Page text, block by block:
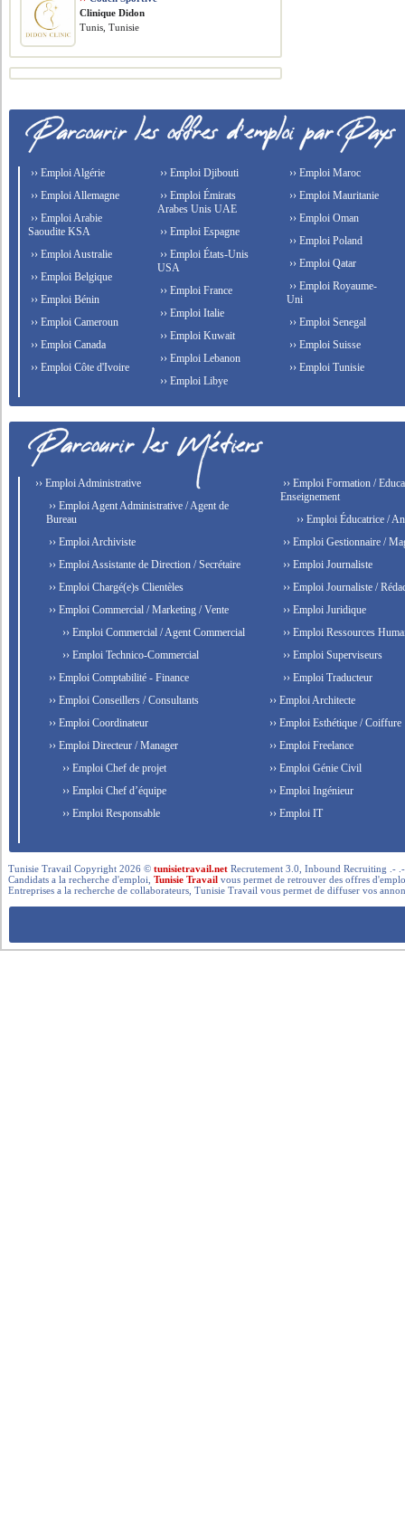
Clinique Didon
Tunis, Tunisie
›› Emploi Algérie
›› Emploi Allemagne
›› Emploi Arabie
Saoudite KSA
›› Emploi Australie
›› Emploi Belgique
›› Emploi Bénin
›› Emploi Cameroun
›› Emploi Canada
›› Emploi Côte d'Ivoire
›› Emploi Djibouti
›› Emploi Émirats
Arabes Unis UAE
›› Emploi Espagne
›› Emploi États-Unis
USA
›› Emploi France
›› Emploi Italie
›› Emploi Kuwait
›› Emploi Lebanon
›› Emploi Libye
›› Emploi Maroc
›› Emploi Mauritanie
›› Emploi Oman
›› Emploi Poland
›› Emploi Qatar
›› Emploi Royaume-
Uni
›› Emploi Senegal
›› Emploi Suisse
›› Emploi Tunisie
›› Emploi Administrative
›› Emploi Agent Administrative / Agent de
Bureau
›› Emploi Archiviste
›› Emploi Assistante de Direction / Secrétaire
›› Emploi Chargé(e)s Clientèles
›› Emploi Commercial / Marketing / Vente
›› Emploi Commercial / Agent Commercial
›› Emploi Technico-Commercial
›› Emploi Comptabilité - Finance
›› Emploi Conseillers / Consultants
›› Emploi Coordinateur
›› Emploi Directeur / Manager
›› Emploi Chef de projet
›› Emploi Chef d’équipe
›› Emploi Responsable
›› Emploi Formation /
Enseignement
›› Emploi Éducatrice /
›› Emploi Gestionnaire /
›› Emploi Journaliste
›› Emploi Journaliste /
›› Emploi Juridique
›› Emploi Ressources
›› Emploi Superviseurs
›› Emploi Traducteur
›› Emploi Architecte
›› Emploi Esthétique / Coiffure
›› Emploi Freelance
›› Emploi Génie Civil
›› Emploi Ingénieur
›› Emploi IT
Tunisie Travail Copyright 2026 ©tunisietravail.net Recrutement 3.0, Inbound Recruiting .-
Candidats a la recherche d'emploi,Tunisie Travail vous permet de retrouver des offres
Entreprises a la recherche de collaborateurs, Tunisie Travail vous permet de diffuser vos